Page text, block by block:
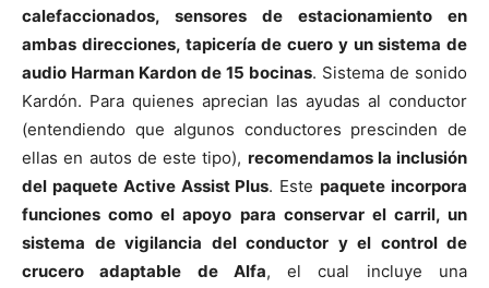
calefaccionados, sensores de estacionamiento en
ambas direcciones, tapicería de cuero y un sistema de
audio Harman Kardon de 15 bocinas. Sistema de sonido
Kardón. Para quienes aprecian las ayudas al conductor
(entendiendo que algunos conductores prescinden de
ellas en autos de este tipo), recomendamos la inclusión
del paquete Active Assist Plus. Estepaquete incorpora
funciones como el apoyo para conservar el carril, un
sistema de vigilancia del conductor y el control de
crucero adaptable de Alfa, el cual incluye una